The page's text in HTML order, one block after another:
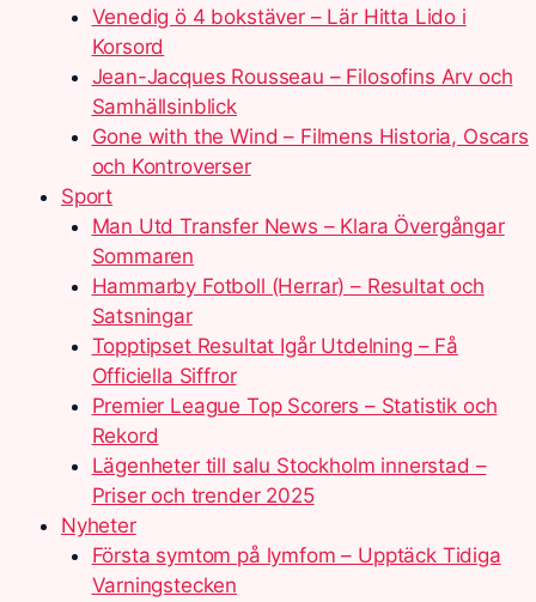
Venedig ö 4 bokstäver – Lär Hitta Lido i
Korsord
Jean-Jacques Rousseau – Filosofins Arv och
Samhällsinblick
Gone with the Wind – Filmens Historia, Oscars
och Kontroverser
Sport
Man Utd Transfer News – Klara Övergångar
Sommaren
Hammarby Fotboll (Herrar) – Resultat och
Satsningar
Topptipset Resultat Igår Utdelning – Få
Officiella Siffror
Premier League Top Scorers – Statistik och
Rekord
Lägenheter till salu Stockholm innerstad –
Priser och trender 2025
Nyheter
Första symtom på lymfom – Upptäck Tidiga
Varningstecken